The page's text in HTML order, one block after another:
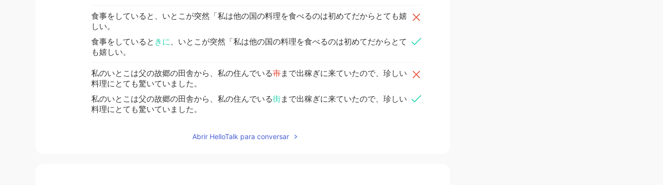
食事をしていると、いとこが突然「私は他の国の料理を食べるのは初めてだからとても嬉
しい。
食事をしていると きに 、いとこが突然「私は他の国の料理を食べるのは初めてだからとて
も嬉しい。
私のいとこは父の故郷の田舎から、私の住んでいる市まで出稼ぎに来ていたので、珍しい
料理にとても驚いていました。
私のいとこは父の故郷の田舎から、私の住んでいる街まで出稼ぎに来ていたので、珍しい
料理にとても驚いていました。
Abrir HelloTalk para conversar